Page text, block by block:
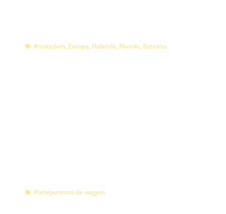
Amstedam, Europa, Holanda, Mundo, Roteiros
Planejamento de viagem